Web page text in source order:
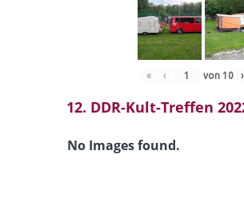
« ‹ von 10 ›
12. DDR-Kult-Treffen
No Images found.